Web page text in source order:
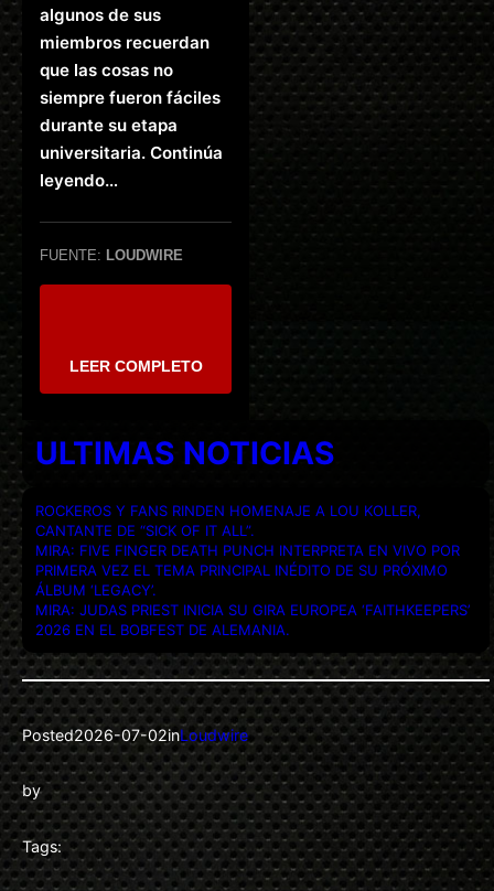
algunos de sus
miembros recuerdan
que las cosas no
siempre fueron fáciles
durante su etapa
universitaria. Continúa
leyendo…
FUENTE: LOUDWIRE
LEER COMPLETO
ULTIMAS NOTICIAS
ROCKEROS Y FANS RINDEN HOMENAJE A LOU KOLLER,
CANTANTE DE “SICK OF IT ALL”.
MIRA: FIVE FINGER DEATH PUNCH INTERPRETA EN VIVO POR
PRIMERA VEZ EL TEMA PRINCIPAL INÉDITO DE SU PRÓXIMO
ÁLBUM ‘LEGACY’.
MIRA: JUDAS PRIEST INICIA SU GIRA EUROPEA ‘FAITHKEEPERS’
2026 EN EL BOBFEST DE ALEMANIA.
Posted2026-07-02inLoudwire
by
Tags: